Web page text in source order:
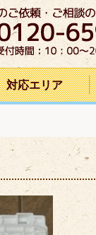
対応エリア